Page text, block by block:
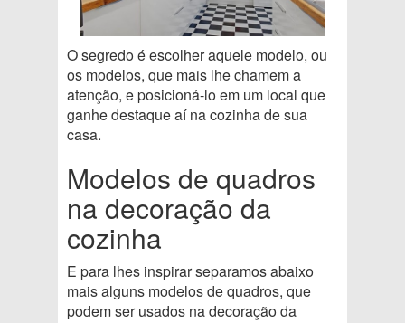
O segredo é escolher aquele modelo, ou
os modelos, que mais lhe chamem a
atenção, e posicioná-lo em um local que
ganhe destaque aí na cozinha de sua
casa.
Modelos de quadros
na decoração da
cozinha
E para lhes inspirar separamos abaixo
mais alguns modelos de quadros, que
podem ser usados na decoração da